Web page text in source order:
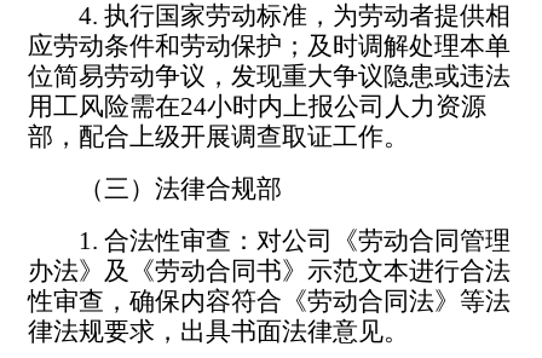
4. 执行国家劳动标准，为劳动者提供相
应劳动条件和劳动保护；及时调解处理本单
位简易劳动争议，发现重大争议隐患或违法
用工风险需在24小时内上报公司人力资源
部，配合上级开展调查取证工作。
（三）法律合规部
1. 合法性审查：对公司《劳动合同管理
办法》及《劳动合同书》示范文本进行合法
性审查，确保内容符合《劳动合同法》等法
律法规要求，出具书面法律意见。